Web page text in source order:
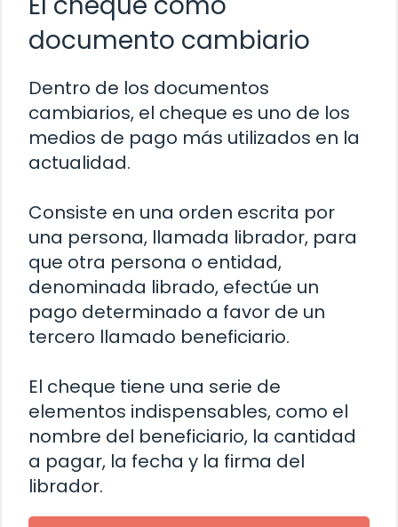
documento cambiario
Dentro de los documentos
cambiarios, el cheque es uno de los
medios de pago más utilizados en la
actualidad.
Consiste en una orden escrita por
una persona, llamada librador, para
que otra persona o entidad,
denominada librado, efectúe un
pago determinado a favor de un
tercero llamado beneficiario.
El cheque tiene una serie de
elementos indispensables, como el
nombre del beneficiario, la cantidad
a pagar, la fecha y la firma del
librador.